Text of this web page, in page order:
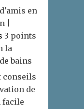
en
|
3 points
la
bains
conseils
de
facile